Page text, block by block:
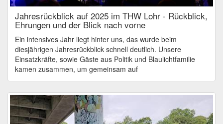
Jahresrückblick auf 2025 im THW Lohr - Rückblick,
Ehrungen und der Blick nach vorne
Ein intensives Jahr liegt hinter uns, das wurde beim
diesjährigen Jahresrückblick schnell deutlich. Unsere
Einsatzkräfte, sowie Gäste aus Politik und Blaulichtfamilie
kamen zusammen, um gemeinsam auf